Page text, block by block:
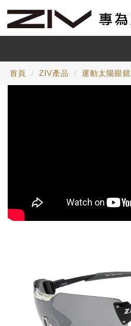
首頁 ZIV產品 運動太陽眼鏡